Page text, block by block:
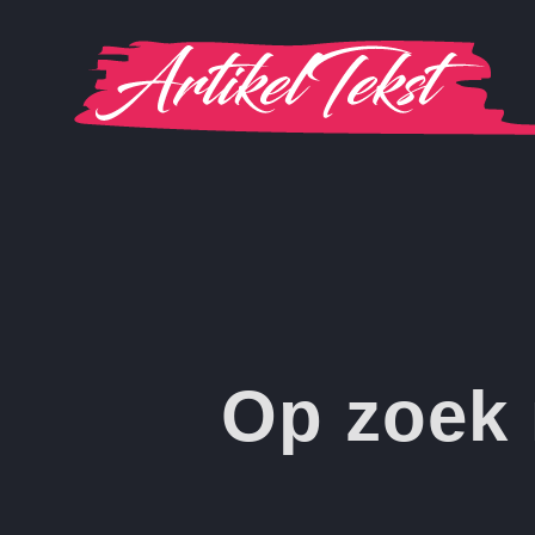
Op zoek